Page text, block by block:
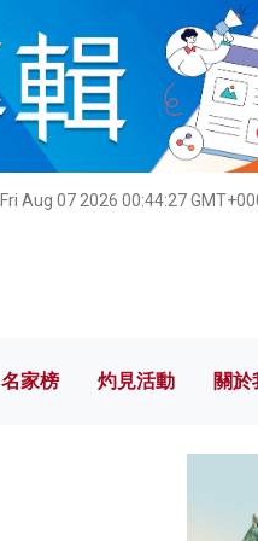
Fri Aug 07 2026 00:44:29
名家榜 灼見活動
名家榜 灼見活動 關於